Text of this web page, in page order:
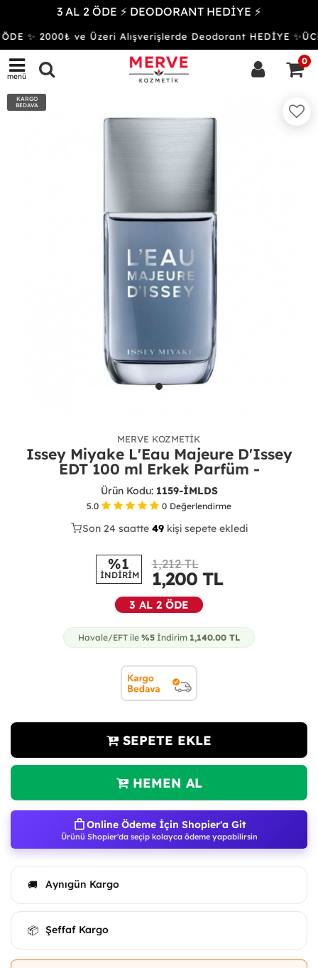
3 AL 2 ÖDE ⚡ DEODORANT HEDİYE ⚡
✨ 2000₺ ve Üzeri Alışverişlerde Deodorant HEDİYE
menü
0
KARGO
BEDAVA
MERVE KOZMETIK
Issey Miyake L'Eau Majeure D'Issey
EDT 100 ml Erkek Parfüm -
Ürün Kodu: 1159-İMLDS
5.0 0 Değerlendirme
23
Son 24 saatte 49kişi sepete ekledi
14
%1
İNDİRİM
1,212 TL
1,200TL
3 AL 2 ÖDE
Havale/EFT ile %5 İndirim 1,140.00 TL
SEPETE EKLE
HEMEN AL
Online Ödeme İçin Shopier'a Git
Ürünü Shopier'da seçip kolayca ödeme yapabilirsin
🚚 Aynıgün Kargo
📦 Şeffaf Kargo